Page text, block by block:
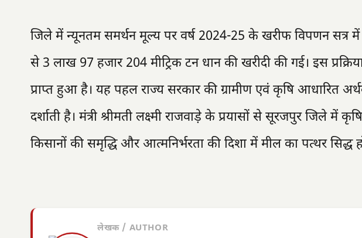
जिले में न्यूनतम समर्थन मूल्य पर वर्ष 2024-25 के खरीफ विपणन सत्र में
से 3 लाख 97 हजार 204 मीट्रिक टन धान की खरीदी की गई। इस
प्राप्त हुआ है। यह पहल राज्य सरकार की ग्रामीण एवं कृषि आधारित
दर्शाती है। मंत्री श्रीमती लक्ष्मी राजवाड़े के प्रयासों से सूरजपुर जिले में
किसानों की समृद्धि और आत्मनिर्भरता की दिशा में मील का पत्थर सिद्ध
लेखक / AUTHOR